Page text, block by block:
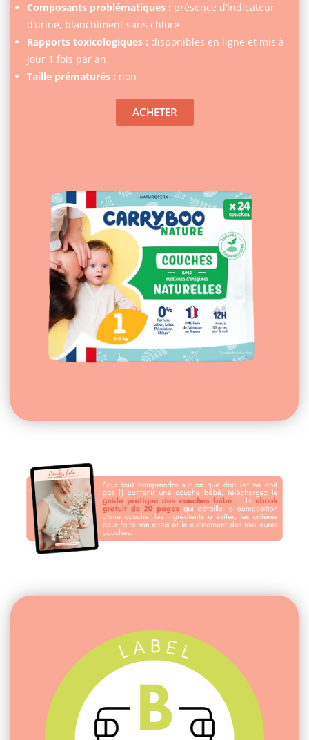
Composants problématiques : présence d’indicateur
d’urine, blanchiment sans chlore
Rapports toxicologiques : disponibles en ligne et mis à
jour 1 fois par an
Taille prématurés : non
ACHETER